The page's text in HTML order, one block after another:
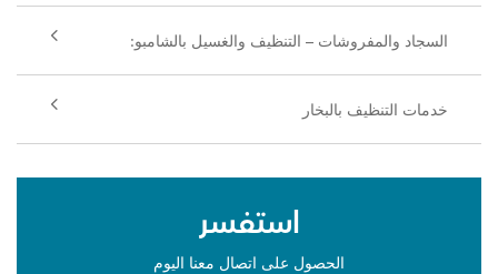
السجاد والمفروشات – التنظيف والغسيل بالشامبو:
خدمات التنظيف بالبخار
استفسر
الحصول على اتصال معنا اليوم